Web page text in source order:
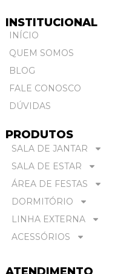
INSTITUCIONAL
INÍCIO
QUEM SOMOS
BLOG
FALE CONOSCO
DÚVIDAS
PRODUTOS
SALA DE JANTAR
SALA DE ESTAR
ÁREA DE FESTAS
DORMITÓRIO
LINHA EXTERNA
ACESSÓRIOS